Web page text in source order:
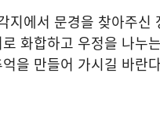
지에서 문경을 찾아주신
화합하고 우정을 나누
을 만들어 가시길 바란